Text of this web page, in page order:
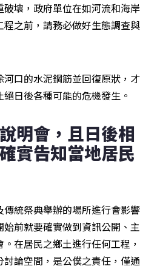
壞，政府單位在如河流和海岸
之前，請務必做好生態調查與
口的水泥鋼筋並回復原狀，才
日後各種可能的危機發生。
明會，且日後相
實告知當地居民
統祭典舉辦的場所進行會影響
前就要確實做到資訊公開、主
在居民之鄉土進行任何工程，
論空間，是公僕之責任，僅通